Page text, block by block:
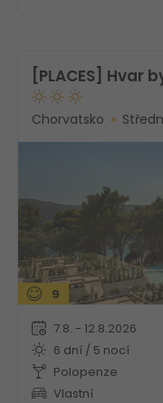
[PLACES] Hvar
Chorvatsko
9
7.8. - 12.8.2026
6 dní / 5 nocí
Polopenze
Vlastní